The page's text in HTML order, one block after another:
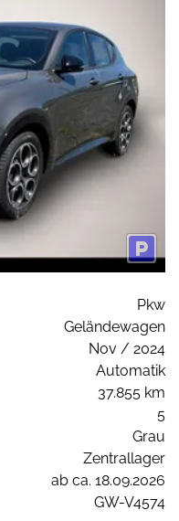
Pkw
Geländewagen
Nov / 2024
Automatik
37.855 km
5
Grau
Zentrallager
ab ca. 18.09.2026
GW-V4574